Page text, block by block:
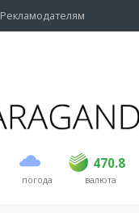
Рекламодателям
погода
470.8
USD 468.5 470.8
EUR валюта